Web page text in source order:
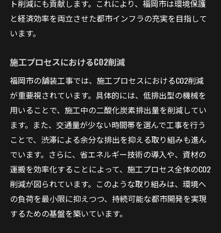
ト削減にも貢献します。これにより、福岡市は環境保護
と経済効率を両立させた都市インフラの充実を目指して
います。
施工プロセスにおけるCO2削減
福岡市の舗装工事では、施工プロセスにおけるCO2削減
が重要視されています。具体的には、低排出型の機械を
用いることで、施工中の二酸化炭素排出量を削減してい
ます。また、交通量が少ない時間帯を選んで工事を行う
ことで、渋滞による余分な排出を抑える取り組みも進ん
でいます。さらに、省エネルギー技術の導入や、資材の
運搬を効率化することによって、施工プロセス全体のCO2
削減が図られています。このような取り組みは、環境へ
の負荷を最小限に抑えつつ、持続可能な都市開発を実現
するための基盤を築いています。